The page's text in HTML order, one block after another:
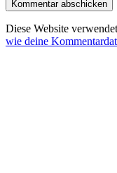
Diese Website
wie deine